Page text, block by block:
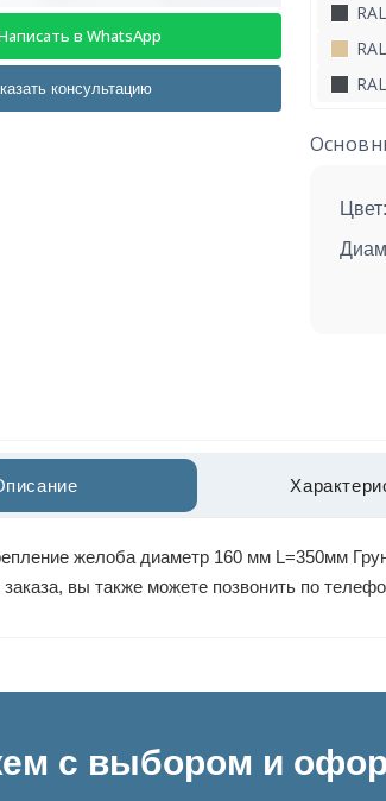
в WhatsApp
консультацию
Цвет:
желоба диаметр 160 мм L=350мм
заказа, вы также можете позвонить по
с выбором и